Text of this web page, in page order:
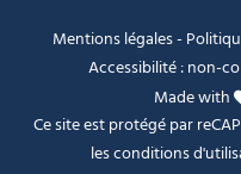
Mentions légales-
Accessibilité : non-
Made with
Ce site est protégé par
lesconditions